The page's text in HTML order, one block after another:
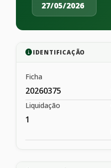
27/05/2026
IDENTIFICAÇÃO
Ficha
20260375
Liquidação
1